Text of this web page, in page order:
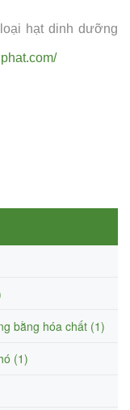
hạt dinh dưỡng
bằng hóa chất (1)
(1)